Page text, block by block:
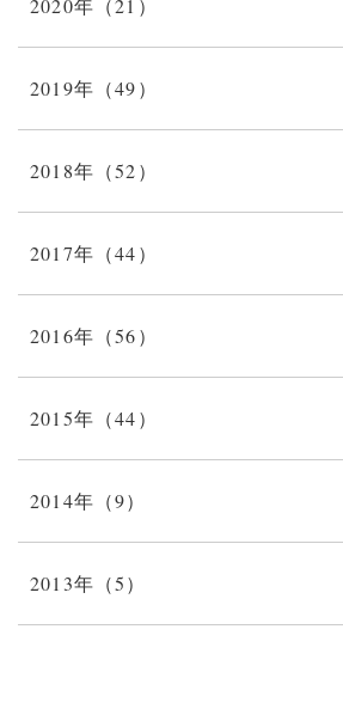
2020年（21）
2019年（49）
2018年（52）
2017年（44）
2016年（56）
2015年（44）
2014年（9）
2013年（5）